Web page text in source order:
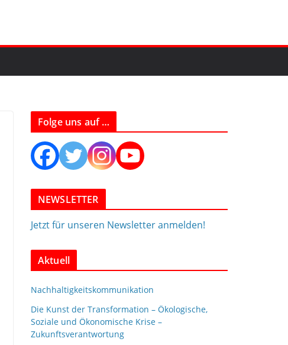
Folge uns auf …
NEWSLETTER
Jetzt für unseren Newsletter anmelden!
Aktuell
Nachhaltigkeitskommunikation
Die Kunst der Transformation – Ökologische,
Soziale und Ökonomische Krise –
Zukunftsverantwortung